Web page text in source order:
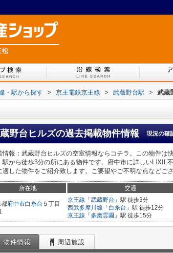
・駅から探す > 京王電鉄京王線 > 武蔵野台駅 > 武蔵
野台ヒルズの過去掲載物件情報 現況の確
情報：武蔵野台ヒルズの空室情報ならコチラ。この物件は
駅から徒歩3分の所にある物件です。府中市に詳しいLIXIL
適した物件をご紹介致します。ご要望やご不明な点などご
所在地 交通
都府中市白糸台 ５丁目
京王線 「 武蔵野台 」駅 徒歩3分
西武多摩川線 「 白糸台 」駅 徒歩12分
京王線 「 多磨霊園 」駅 徒歩15分
物件情報 周辺施設